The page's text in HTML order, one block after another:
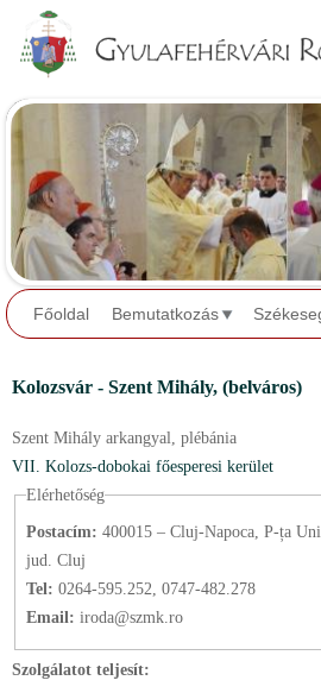
Főoldal Bemutatkozás
Kolozsvár - Szent Mihály, (belváros)
Szent Mihály arkangyal, plébánia
VII. Kolozs-dobokai főesperesi kerület
Elérhetőség
Postacím: 400015 – Cluj-Napoca, P-ța
jud. Cluj
Tel: 0264-595.252, 0747-482.278
Email: iroda@szmk.ro
Szolgálatot teljesít: